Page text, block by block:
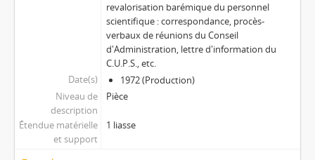
revalorisation barémique du personnel
scientifique : correspondance, procès-
verbaux de réunions du Conseil
d'Administration, lettre d'information du
C.U.P.S., etc.
Date(s)
1972 (Production)
Niveau de
description
Pièce
Étendue matérielle
et support
1 liasse